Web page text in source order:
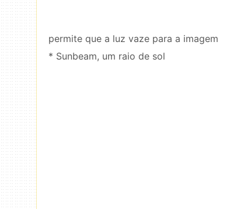
permite que a luz vaze para a imagem
* Sunbeam, um raio de sol